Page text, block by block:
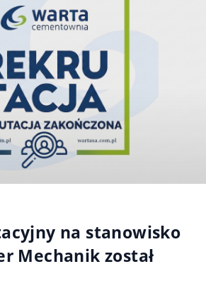
na stanowisko
Mechanik został